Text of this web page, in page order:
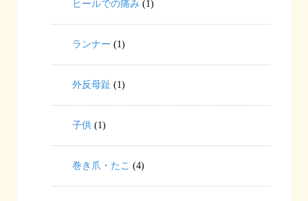
ヒールでの痛み (1)
ランナー (1)
外反母趾 (1)
子供 (1)
巻き爪・たこ (4)